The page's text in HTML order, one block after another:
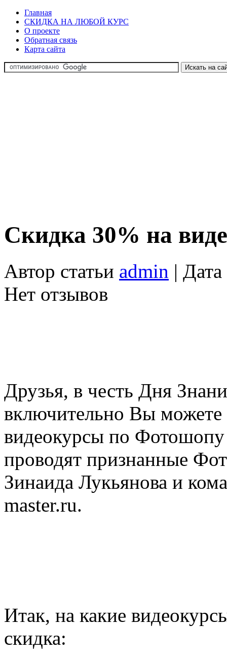
Главная
СКИДКА НА ЛЮБОЙ КУРС
О проекте
Обратная связь
Карта сайта
Скидка 30% на
Автор статьи admin |
Нет отзывов
Друзья, в честь Дня
включительно Вы можете
видеокурсы по
проводят признанные
Зинаида Лукьянова и
master.ru.
Итак, на какие
скидка: